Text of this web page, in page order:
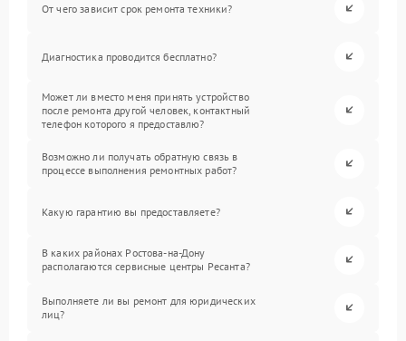
От чего зависит срок ремонта техники?
Диагностика проводится бесплатно?
Может ли вместо меня принять устройство
после ремонта другой человек, контактный
телефон которого я предоставлю?
Возможно ли получать обратную связь в
процессе выполнения ремонтных работ?
Какую гарантию вы предоставляете?
В каких районах Ростова-на-Дону
располагаются сервисные центры Ресанта?
Выполняете ли вы ремонт для юридических
лиц?